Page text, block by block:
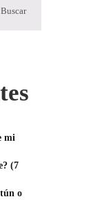
Buscar
mi
(7
o